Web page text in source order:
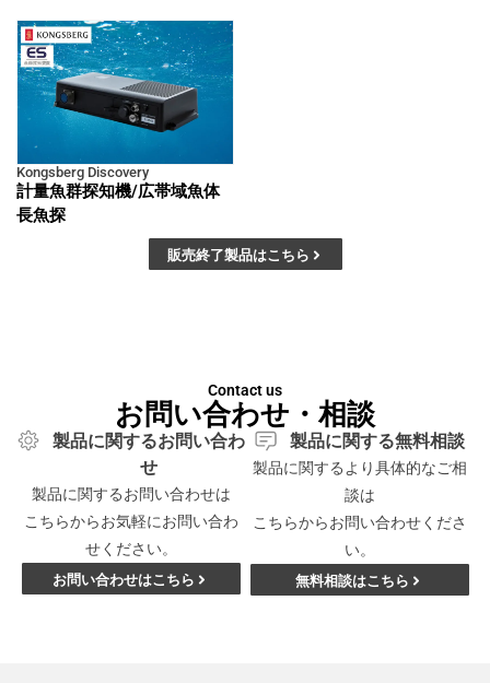
Kongsberg Discovery
計量魚群探知機/広帯域魚体
長魚探
販売終了製品はこちら
Contact us
お問い合わせ・相談
製品に関するお問い合わ
せ
製品に関するお問い合わせは
こちらからお気軽にお問い合わ
せください。
お問い合わせはこちら
製品に関する無料相談
製品に関するより具体的なご相
談は
こちらからお問い合わせくださ
い。
無料相談はこちら